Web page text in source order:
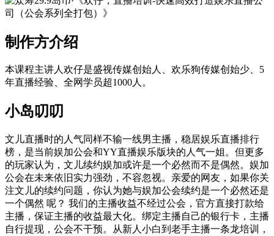
制作方介绍
本课程主讲人欢仔是盛视传媒创始人、欢乐狗传媒创始少、5
年直播经验、全网学员超1000人。
小岛叨叨
文儿直播时的人气同样不输一线男主播，稳居娱乐直播排行
榜，是当前娱加公会和YY直播娱乐版块的人气一姐。但更多
的玩家认为，文儿续约娱加或许是一个必然而不是偶然。娱加
公会在未来依旧实力强劲，不容忽视。亲爱的网友，如果你关
注文儿的续约问题，你认为她与娱加公会续约是一个必然还是
一个偶然 呢？ 我们的主播收益不经过公会，官方直接打款给
主播，保证主播的收益最大化。绑定主播自己的银行卡，主播
自行提现，公会不干预。从新人小白到老手主播一条龙培训，